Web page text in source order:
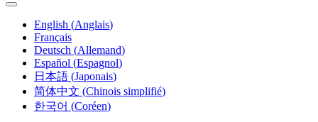
English (Anglais)
Français
Deutsch (Allemand)
Español (Espagnol)
日本語 (Japonais)
简体中文 (Chinois simplifié)
한국어 (Coréen)